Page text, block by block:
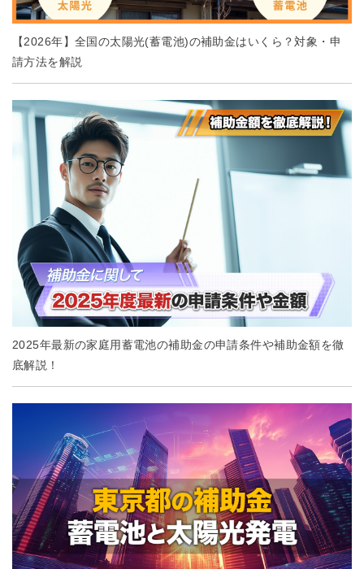
【2026年】全国の太陽光(蓄電池)の補助金はいくら？対象・申
請方法を解説
2025年最新の家庭用蓄電池の補助金の申請条件や補助金額を徹
底解説！